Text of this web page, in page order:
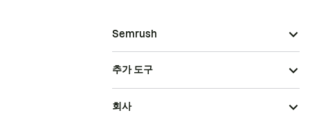
Semrush
추가 도구
회사